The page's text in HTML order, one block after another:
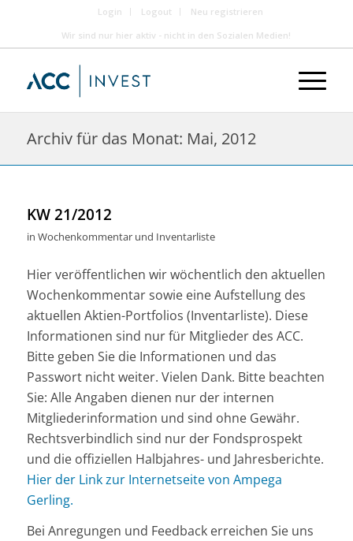
Login Logout
Neu registrieren
Wir sind nur hier aktiv - nicht in den Sozialen Medien!
Archiv für das Monat: Mai, 2012
KW 21/2012
in Wochenkommentar und Inventarliste
Hier veröffentlichen wir wöchentlich den aktuellen
Wochenkommentar sowie eine Aufstellung des
aktuellen Aktien-Portfolios (Inventarliste). Diese
Informationen sind nur für Mitglieder des ACC.
Bitte geben Sie die Informationen und das
Passwort nicht weiter. Vielen Dank. Bitte beachten
Sie: Alle Angaben dienen nur der internen
Mitgliederinformation und sind ohne Gewähr.
Rechtsverbindlich sind nur der Fondsprospekt
und die offiziellen Halbjahres- und Jahresberichte.
Hier der Link zur Internetseite von Ampega
Gerling.
Bei Anregungen und Feedback erreichen Sie uns